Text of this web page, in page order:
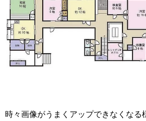
時々画像がうまくアップできなくなる